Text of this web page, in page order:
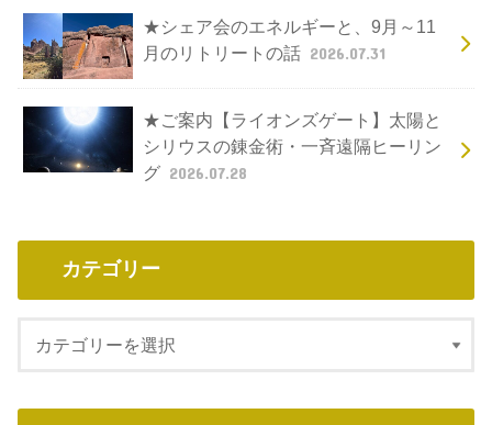
★シェア会のエネルギーと、9月～11
月のリトリートの話 2026.07.31
★ご案内【ライオンズゲート】太陽と
シリウスの錬金術・一斉遠隔ヒーリン
グ 2026.07.28
カテゴリー